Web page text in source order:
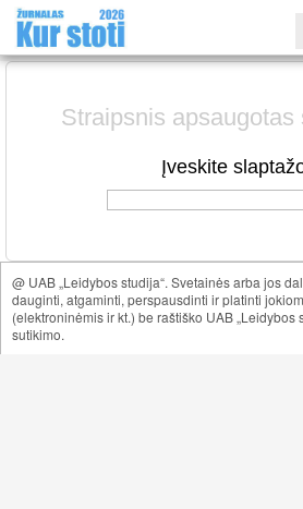
Konkursinio balo skaičiuoklė Žurnalas KUR
Naujienos Svarbiausios datos Apie
Kolegijų sritis
Profesinių mokyklų sritis
Straipsnis apsaugotas
Įveskite
@ UAB „Leidybos studija“. Svetainės arba jos
dauginti, atgaminti, perspausdinti ir platinti
(elektroninėmis ir kt.) be raštiško UAB „Leidybos
sutikimo.